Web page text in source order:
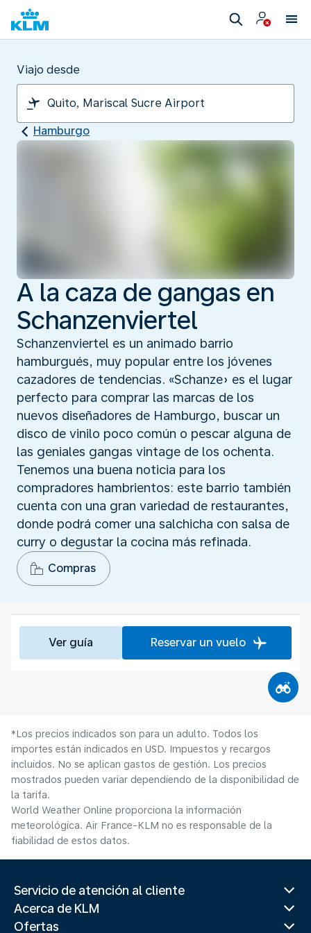
Viajo desde
Hamburgo
A la caza de gangas en
Schanzenviertel
Schanzenviertel es un animado barrio
hamburgués, muy popular entre los jóvenes
cazadores de tendencias. «Schanze» es el lugar
perfecto para comprar las marcas de los
nuevos diseñadores de Hamburgo, buscar un
disco de vinilo poco común o pescar alguna de
las geniales gangas vintage de los ochenta.
Tenemos una buena noticia para los
compradores hambrientos: este barrio también
cuenta con una gran variedad de restaurantes,
donde podrá comer una salchicha con salsa de
curry o degustar la cocina más refinada.
Compras
Ver guía Reservar un vuelo
*Los precios indicados son para un adulto. Todos los
importes están indicados en USD. Impuestos y recargos
incluidos. No se aplican gastos de gestión. Los precios
mostrados pueden variar dependiendo de la disponibilidad de
la tarifa.
World Weather Online proporciona la información
meteorológica. Air France-KLM no es responsable de la
fiabilidad de estos datos.
Servicio de atención al cliente
Acerca de KLM
Ofertas